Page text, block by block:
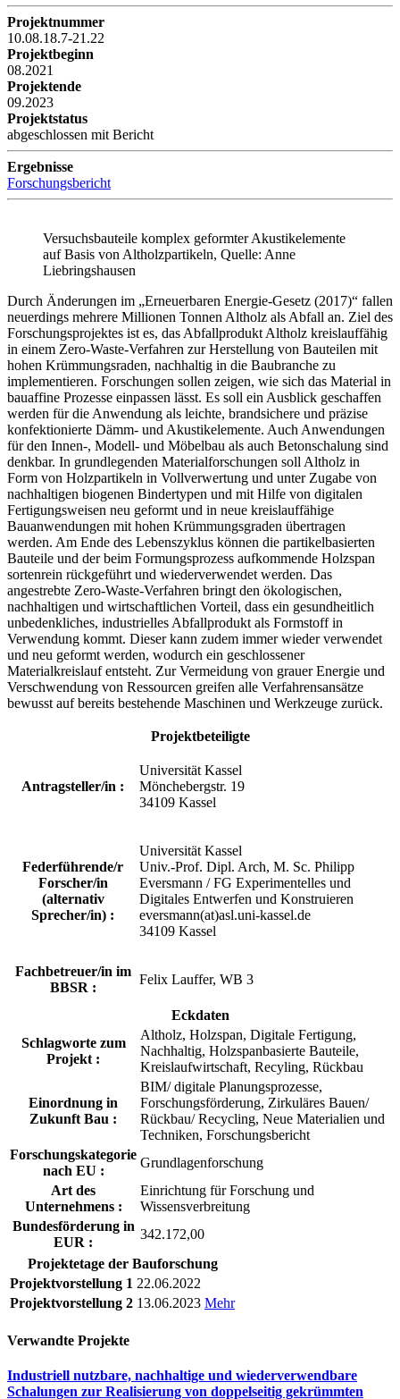
Projektnummer
10.08.18.7-21.22
Projektbeginn
08.2021
Projektende
09.2023
Projektstatus
abgeschlossen mit Bericht
Ergebnisse
Forschungsbericht
Versuchsbauteile komplex geformter Akustikelemente
auf Basis von Altholzpartikeln, Quelle: Anne
Liebringshausen
Durch Änderungen im „Erneuerbaren Energie-Gesetz (2017)“ fallen
neuerdings mehrere Millionen Tonnen Altholz als Abfall an. Ziel des
Forschungsprojektes ist es, das Abfallprodukt Altholz kreislauffähig
in einem Zero-Waste-Verfahren zur Herstellung von Bauteilen mit
hohen Krümmungsraden, nachhaltig in die Baubranche zu
implementieren. Forschungen sollen zeigen, wie sich das Material in
bauaffine Prozesse einpassen lässt. Es soll ein Ausblick geschaffen
werden für die Anwendung als leichte, brandsichere und präzise
konfektionierte Dämm- und Akustikelemente. Auch Anwendungen
für den Innen-, Modell- und Möbelbau als auch Betonschalung sind
denkbar. In grundlegenden Materialforschungen soll Altholz in
Form von Holzpartikeln in Vollverwertung und unter Zugabe von
nachhaltigen biogenen Bindertypen und mit Hilfe von digitalen
Fertigungsweisen neu geformt und in neue kreislauffähige
Bauanwendungen mit hohen Krümmungsgraden übertragen
werden. Am Ende des Lebenszyklus können die partikelbasierten
Bauteile und der beim Formungsprozess aufkommende Holzspan
sortenrein rückgeführt und wiederverwendet werden. Das
angestrebte Zero-Waste-Verfahren bringt den ökologischen,
nachhaltigen und wirtschaftlichen Vorteil, dass ein gesundheitlich
unbedenkliches, industrielles Abfallprodukt als Formstoff in
Verwendung kommt. Dieser kann zudem immer wieder verwendet
und neu geformt werden, wodurch ein geschlossener
Materialkreislauf entsteht. Zur Vermeidung von grauer Energie und
Verschwendung von Ressourcen greifen alle Verfahrensansätze
bewusst auf bereits bestehende Maschinen und Werkzeuge zurück.
Projektbeteiligte
Antragsteller/in :
Universität Kassel
Mönchebergstr. 19
34109 Kassel
Federführende/r
Forscher/in
(alternativ
Sprecher/in) :
Universität Kassel
Univ.-Prof. Dipl. Arch, M. Sc. Philipp
Eversmann / FG Experimentelles und
Digitales Entwerfen und Konstruieren
eversmann(at)asl.uni-kassel.de
34109 Kassel
Fachbetreuer/in im
BBSR :
Felix Lauffer, WB 3
Eckdaten
Schlagworte zum
Projekt :
Altholz, Holzspan, Digitale Fertigung,
Nachhaltig, Holzspanbasierte Bauteile,
Kreislaufwirtschaft, Recyling, Rückbau
Einordnung in
Zukunft Bau :
BIM/ digitale Planungsprozesse,
Forschungsförderung, Zirkuläres Bauen/
Rückbau/ Recycling, Neue Materialien und
Techniken, Forschungsbericht
Forschungskategorie
nach EU :
Grundlagenforschung
Art des
Unternehmens :
Einrichtung für Forschung und
Wissensverbreitung
Bundesförderung in
EUR :
342.172,00
Projektetage der Bauforschung
Projektvorstellung 1 22.06.2022
Projektvorstellung 2 13.06.2023 Mehr
Verwandte Projekte
Industriell nutzbare, nachhaltige und wiederverwendbare
Schalungen zur Realisierung von doppelseitig gekrümmten